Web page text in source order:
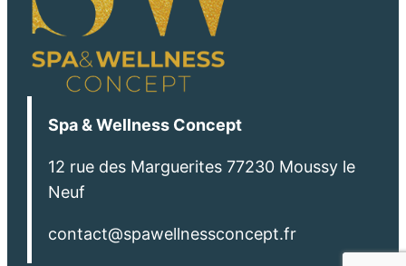
Spa & Wellness Concept
12 rue des Marguerites 77230 Moussy le
Neuf
contact@spawellnessconcept.fr